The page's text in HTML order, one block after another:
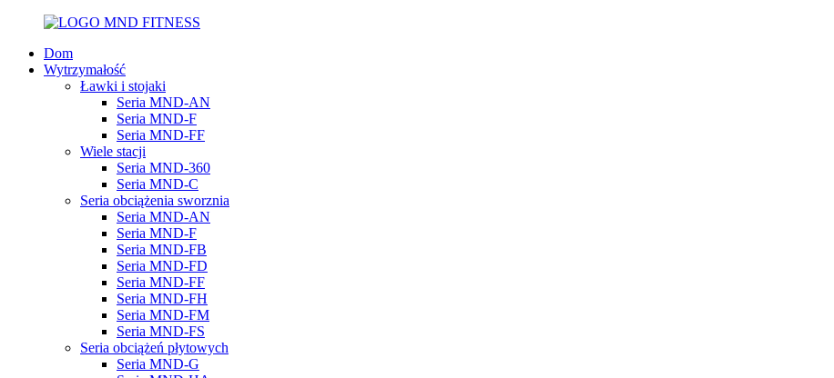
Dom
Wytrzymałość
Ławki i stojaki
Seria MND-AN
Seria MND-F
Seria MND-FF
Wiele stacji
Seria MND-360
Seria MND-C
Seria obciążenia sworznia
Seria MND-AN
Seria MND-F
Seria MND-FB
Seria MND-FD
Seria MND-FF
Seria MND-FH
Seria MND-FM
Seria MND-FS
Seria obciążeń płytowych
Seria MND-G